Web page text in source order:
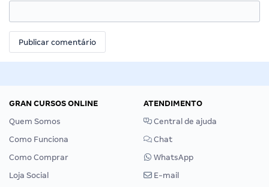
GRAN CURSOS ONLINE
Quem Somos
Como Funciona
Como Comprar
Loja Social
ATENDIMENTO
Central de ajuda
Chat
WhatsApp
E-mail